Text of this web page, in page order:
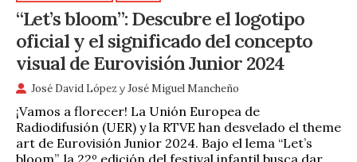
“Let’s bloom”: Descubre el logotipo
oficial y el significado del concepto
visual de Eurovisión Junior 2024
José David López yJosé Miguel Mancheño
¡Vamos a florecer! La Unión Europea de
Radiodifusión (UER) y la RTVE han desvelado el theme
art de Eurovisión Junior 2024. Bajo el lema “Let’s
bloom”, la 22º edición del festival infantil busca dar